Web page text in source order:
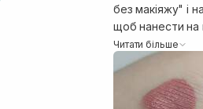
без макіяжу" і
щоб нанести на
вечірньому
Читати більше